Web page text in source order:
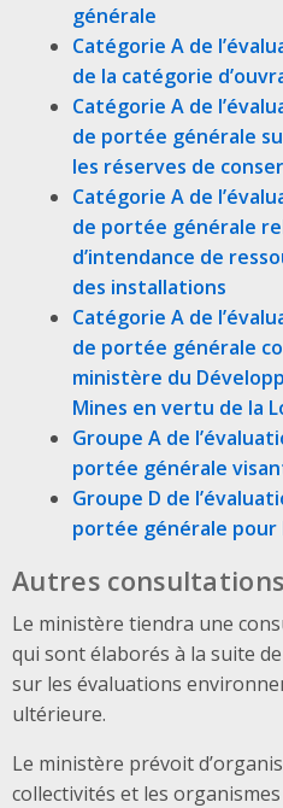
générale
Catégorie A de
de la catégorie
Catégorie A de
de portée générale
les réserves de
Catégorie A de
de portée générale
d’intendance de
des installations
Catégorie A de
de portée générale
ministère du
Mines en vertu de la
Groupe A de
portée générale
Groupe D de
portée générale pour
Autres
Le ministère tiendra une
qui sont élaborés à la suite
sur les évaluations
ultérieure.
Le ministère prévoit
collectivités et les